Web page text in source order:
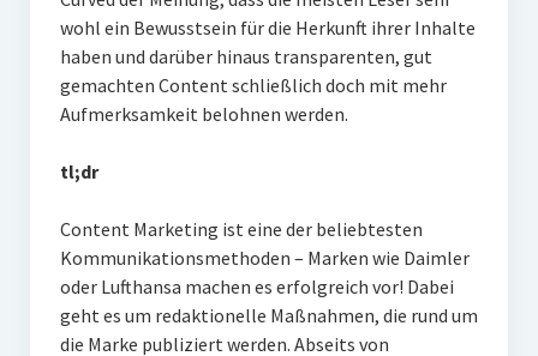
wohl ein Bewusstsein für die Herkunft ihrer Inhalte
haben und darüber hinaus transparenten, gut
gemachten Content schließlich doch mit mehr
Aufmerksamkeit belohnen werden.
tl;dr
Content Marketing ist eine der beliebtesten
Kommunikationsmethoden – Marken wie Daimler
oder Lufthansa machen es erfolgreich vor! Dabei
geht es um redaktionelle Maßnahmen, die rund um
die Marke publiziert werden. Abseits von